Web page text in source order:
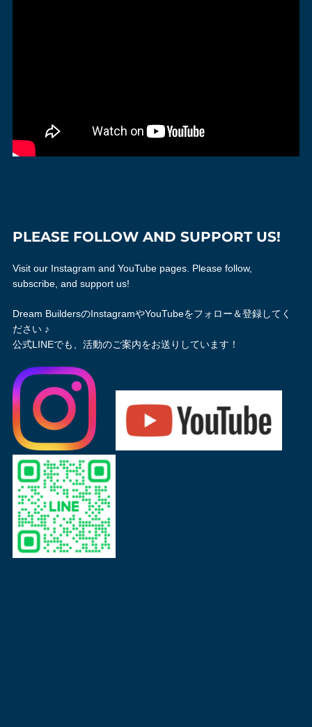
PLEASE FOLLOW AND SUPPORT US!
Visit our Instagram and YouTube pages. Please follow,
subscribe, and support us!
Dream BuildersのInstagramやYouTubeをフォロー＆登録してく
ださい ♪
公式LINEでも、活動のご案内をお送りしています！